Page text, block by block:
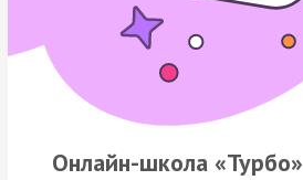
Онлайн-школа «Турбо»